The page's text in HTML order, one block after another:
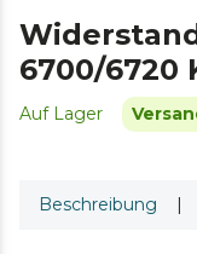
6700/6720
Auf Lager
Beschreibung |